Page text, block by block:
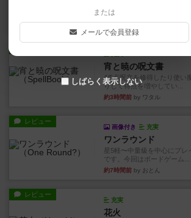
長らく積みゲーになってま
レイできましたのでやってみ
34分前by くみ
宵と暁の呪文書
4/5点呪文を修得したり使い
りして得点を増やしてい...
約3時間前 by ワタル
レビュー
画像付き 充実
ワンラウンド
星5軽〜中量級を中心にプレ
です。今回はボードゲーム...
約7時間前 by おとん
レビュー
充実
花火
または
メールで会員登録
しばらく表示しない